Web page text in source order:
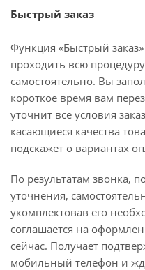
Быстрый заказ
Функция «Быстрый
проходить всю
самостоятельно. Вы
короткое время вам
уточнит все условия
касающиеся качества
подскажет о вариантах
По результатам звонка,
уточнения,
укомплектовав его
соглашается на
сейчас. Получает
мобильный телефон и